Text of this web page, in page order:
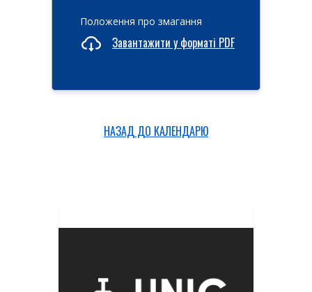
Положення про змагання
Завантажити у форматі PDF
НАЗАД ДО КАЛЕНДАРЮ